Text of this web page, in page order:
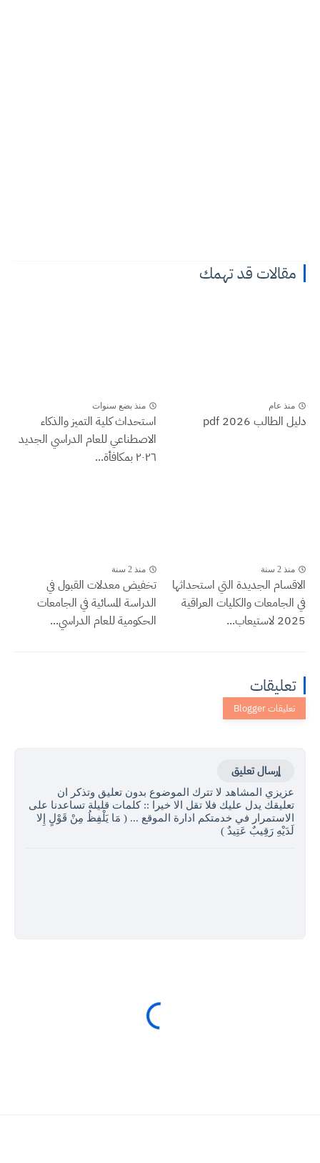
مقالات قد تهمك
منذ عام
دليل الطالب 2026 pdf
منذ بضع سنوات
استحداث كلية التميز والذكاء
الاصطناعي للعام الدراسي الجديد
٢٠٢٦ بمكافأة...
منذ 2 سنة
الاقسام الجديدة التي استحداثها
في الجامعات والكليات العراقية
2025 لاستيعاب...
منذ 2 سنة
تخفيض معدلات القبول في
الدراسة المسائية في الجامعات
الحكومية للعام الدراسي...
تعليقات
إرسال تعليق
عزيزي المشاهد لا تترك الموضوع بدون تعليق وتذكر ان
تعليقك يدل عليك فلا تقل الا خيرا :: كلمات قليلة تساعدنا على
الاستمرار في خدمتكم ادارة الموقع ... ( مَا يَلْفِظُ مِنْ قَوْلٍ إِلا
لَدَيْهِ رَقِيبٌ عَتِيدٌ )